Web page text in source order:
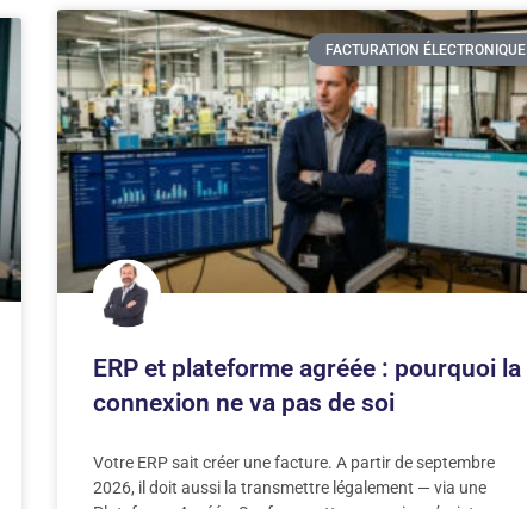
FACTURATION ÉLECTRONIQUE
ERP et plateforme agréée : pourquoi la
connexion ne va pas de soi
Votre ERP sait créer une facture. A partir de septembre
2026, il doit aussi la transmettre légalement — via une